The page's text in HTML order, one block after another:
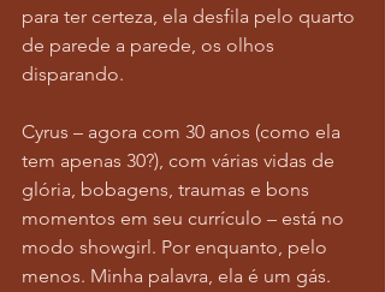
para ter certeza, ela desfila pelo quarto
de parede a parede, os olhos
disparando.
Cyrus – agora com 30 anos (como ela
tem apenas 30?), com várias vidas de
glória, bobagens, traumas e bons
momentos em seu currículo – está no
modo showgirl. Por enquanto, pelo
menos. Minha palavra, ela é um gás.